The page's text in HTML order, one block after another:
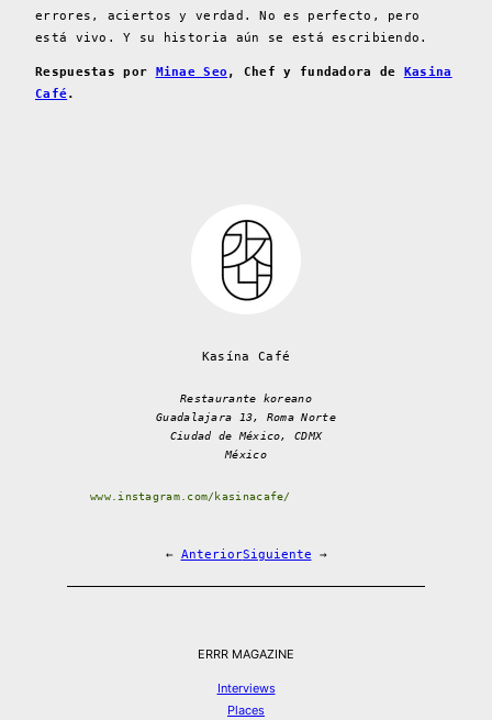
errores, aciertos y verdad. No es perfecto, pero
está vivo. Y su historia aún se está escribiendo.
Respuestas por Minae Seo , Chef y fundadora de
Kasina
Café.
Kasína Café
Restaurante koreano
Guadalajara 13, Roma Norte
Ciudad de México, CDMX
México
www.instagram.com/kasinacafe/
← AnteriorSiguiente →
ERRR MAGAZINE
Interviews
Places